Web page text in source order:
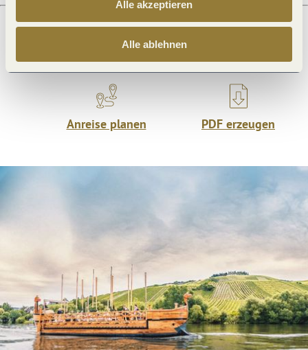
Alle akzeptieren
Alle ablehnen
Was möchtest du als nächstes tun?
Anreise planen PDF erzeugen